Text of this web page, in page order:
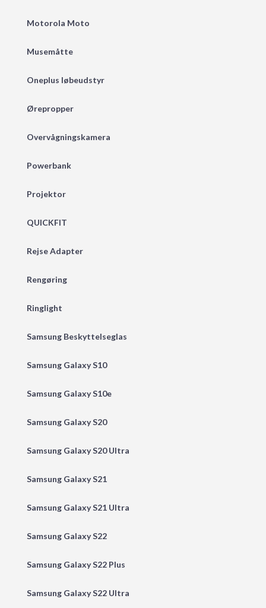
Motorola Moto
Musemåtte
Oneplus løbeudstyr
Ørepropper
Overvågningskamera
Powerbank
Projektor
QUICKFIT
Rejse Adapter
Rengøring
Ringlight
Samsung Beskyttelseglas
Samsung Galaxy S10
Samsung Galaxy S10e
Samsung Galaxy S20
Samsung Galaxy S20 Ultra
Samsung Galaxy S21
Samsung Galaxy S21 Ultra
Samsung Galaxy S22
Samsung Galaxy S22 Plus
Samsung Galaxy S22 Ultra